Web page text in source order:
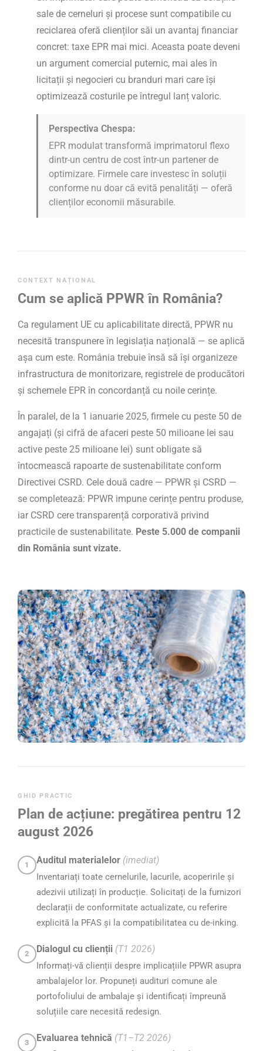
sale de cerneluri și procese sunt compatibile cu
reciclarea oferă clienților săi un avantaj financiar
concret: taxe EPR mai mici. Aceasta poate deveni
un argument comercial puternic, mai ales în
licitații și negocieri cu branduri mari care își
optimizează costurile pe întregul lanț valoric.
Perspectiva Chespa:
EPR modulat transformă imprimatorul flexo
dintr-un centru de cost într-un partener de
optimizare. Firmele care investesc în soluții
conforme nu doar că evită penalități — oferă
clienților economii măsurabile.
CONTEXT NAȚIONAL
Cum se aplică PPWR în România?
Ca regulament UE cu aplicabilitate directă, PPWR nu
necesită transpunere în legislația națională — se aplică
așa cum este. România trebuie însă să își organizeze
infrastructura de monitorizare, registrele de producători
și schemele EPR în concordanță cu noile cerințe.
În paralel, de la 1 ianuarie 2025, firmele cu peste 50 de
angajați (și cifră de afaceri peste 50 milioane lei sau
active peste 25 milioane lei) sunt obligate să
întocmească rapoarte de sustenabilitate conform
Directivei CSRD. Cele două cadre — PPWR și CSRD —
se completează: PPWR impune cerințe pentru produse,
iar CSRD cere transparență corporativă privind
practicile de sustenabilitate. Peste 5.000 de companii
din România sunt vizate.
GHID PRACTIC
Plan de acțiune: pregătirea pentru 12
august 2026
1 Auditul materialelor (imediat)
Inventariați toate cernelurile, lacurile, acoperirile și
adezivii utilizați în producție. Solicitați de la furnizori
declarații de conformitate actualizate, cu referire
explicită la PFAS și la compatibilitatea cu de-inking.
2 Dialogul cu clienții (T1 2026)
Informați-vă clienții despre implicațiile PPWR asupra
ambalajelor lor. Propuneți audituri comune ale
portofoliului de ambalaje și identificați împreună
soluțiile care necesită redesign.
3 Evaluarea tehnică (T1–T2 2026)